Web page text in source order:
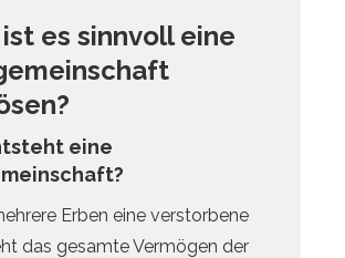
es sinnvoll eine
eine
Erben eine verstorbene
das gesamte Vermögen der